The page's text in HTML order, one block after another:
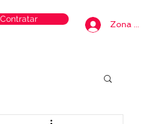
Contratar
Zona privada